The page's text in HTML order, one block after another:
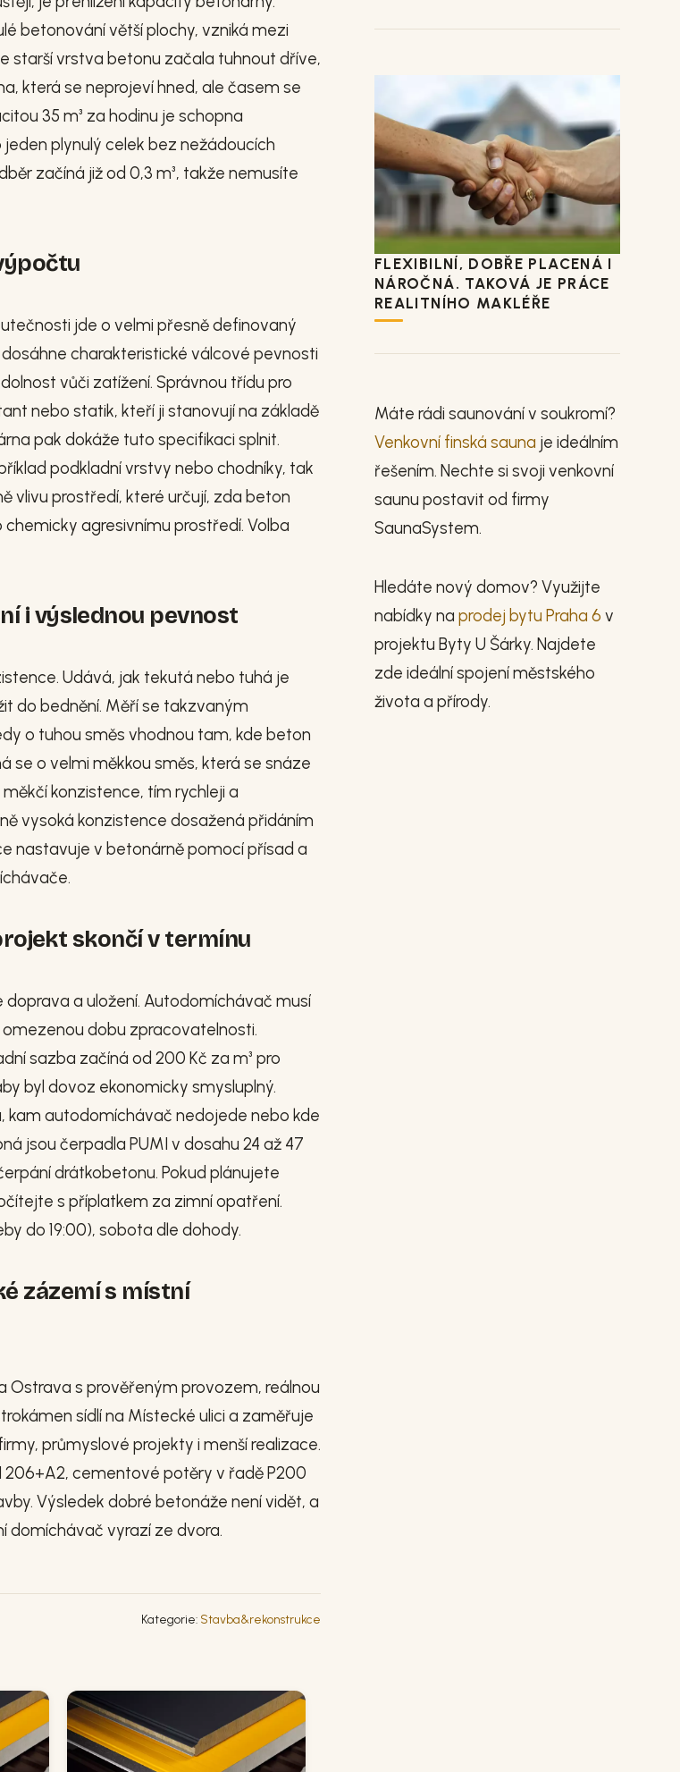
betonování větší plochy, vzniká mezi
starší vrstva betonu začala tuhnout dříve,
která se neprojeví hned, ale časem se
35 m³ za hodinu je schopna
plynulý celek bez nežádoucích
začíná již od 0,3 m³, takže nemusíte
jde o velmi přesně definovaný
charakteristické válcové pevnosti
vůči zatížení. Správnou třídu pro
nebo statik, kteří ji stanovují na základě
pak dokáže tuto specifikaci splnit.
podkladní vrstvy nebo chodníky, tak
vlivu prostředí, které určují, zda beton
agresivnímu prostředí. Volba
i výslednou pevnost
Udává, jak tekutá nebo tuhá je
do bednění. Měří se takzvaným
o tuhou směs vhodnou tam, kde beton
se o velmi měkkou směs, která se snáze
konzistence, tím rychleji a
vysoká konzistence dosažená přidáním
nastavuje v betonárně pomocí přísad a
skončí v termínu
a uložení. Autodomíchávač musí
dobu zpracovatelnosti.
sazba začíná od 200 Kč za m³ pro
byl dovoz ekonomicky smysluplný.
kam autodomíchávač nedojede nebo kde
jsou čerpadla PUMI v dosahu 24 až 47
drátkobetonu. Pokud plánujete
s příplatkem za zimní opatření.
do 19:00), sobota dle dohody.
zázemí s místní
Ostrava s prověřeným provozem, reálnou
sídlí na Místecké ulici a zaměřuje
průmyslové projekty i menší realizace.
206+A2, cementové potěry v řadě P200
Výsledek dobré betonáže není vidět, a
domíchávač vyrazí ze dvora.
Kategorie: Stavba&rekonstrukce
FLEXIBILNÍ, DOBŘE PLACENÁ I
NÁROČNÁ. TAKOVÁ JE PRÁCE
REALITNÍHO MAKLÉŘE
Máte rádi saunování v soukromí?
Venkovní finská sauna je ideálním
řešením. Nechte si svoji venkovní
saunu postavit od firmy
SaunaSystem.
Hledáte nový domov? Využijte
nabídky na prodej bytu Praha 6 v
projektu Byty U Šárky. Najdete
zde ideální spojení městského
života a přírody.